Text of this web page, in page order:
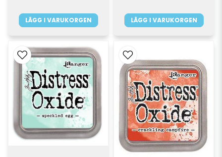
LÄGG I VARUKORGEN LÄGG I VARUKORGEN